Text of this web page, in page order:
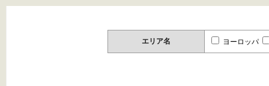
エリア名 ヨーロッパ